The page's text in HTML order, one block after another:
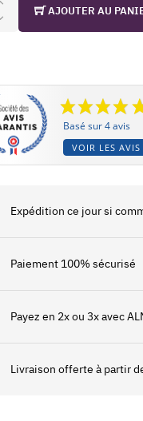
AJOUTER AU
Basé sur 4 avis
VOIR LES AVIS
Expédition ce jour si
Paiement 100% sécurisé
Payez en 2x ou 3x avec
Livraison offerte à partir